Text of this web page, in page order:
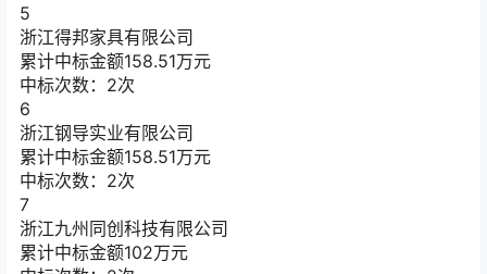
5
浙江得邦家具有限公司
累计中标金额158.51万元
中标次数：2次
6
浙江钢导实业有限公司
累计中标金额158.51万元
中标次数：2次
7
浙江九州同创科技有限公司
累计中标金额102万元